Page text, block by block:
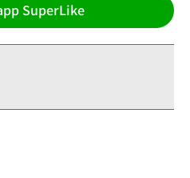
SuperLike